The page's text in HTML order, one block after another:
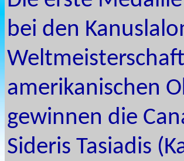
bei den
amerikanischen
gewinnen die
Sideris Tasiadis